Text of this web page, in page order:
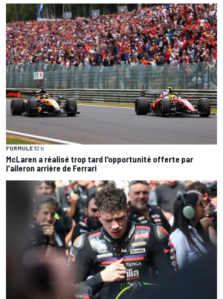
FORMULE 12 h
McLaren a réalisé trop tard l'opportunité offerte par
l'aileron arrière de Ferrari